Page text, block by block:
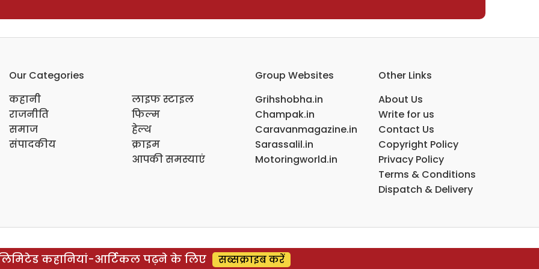
Our Categories
कहानी
राजनीति
समाज
संपादकीय
लाइफ स्टाइल
फिल्म
हेल्थ
क्राइम
आपकी समस्याएं
Group Websites
Grihshobha.in
Champak.in
Caravanmagazine.in
Sarassalil.in
Motoringworld.in
Other Links
About Us
Write for us
Contact Us
Copyright Policy
Privacy Policy
Terms & Conditions
Dispatch & Delivery
कहानियां-आर्टिकल पढ़ने के लिए सब्सक्राइब करें